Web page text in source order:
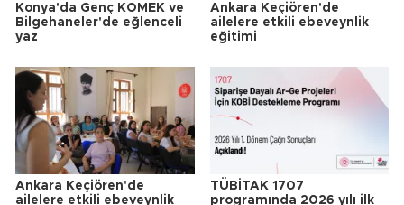
Konya'da Genç KOMEK ve
Bilgehaneler'de eğlenceli
yaz
Ankara Keçiören'de
ailelere etkili ebeveynlik
eğitimi
Ankara Keçiören'de
ailelere etkili ebeveynlik
TÜBİTAK 1707
programında 2026 yılı ilk